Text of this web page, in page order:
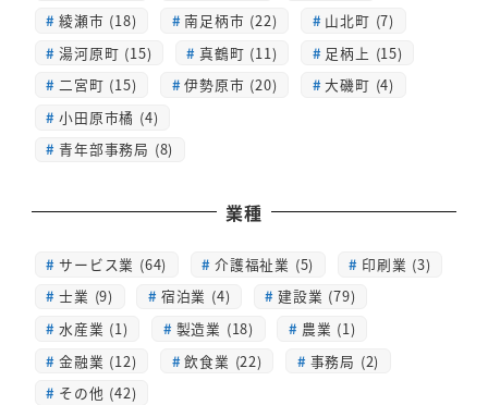
綾瀬市 (18)
南足柄市 (22)
山北町 (7)
湯河原町 (15)
真鶴町 (11)
足柄上 (15)
二宮町 (15)
伊勢原市 (20)
大磯町 (4)
小田原市橘 (4)
青年部事務局 (8)
業種
サービス業 (64) 介護福祉業 (5)
印刷業 (3)
士業 (9)
宿泊業 (4)
建設業 (79)
水産業 (1)
製造業 (18)
農業 (1)
金融業 (12)
飲食業 (22)
事務局 (2)
その他 (42)